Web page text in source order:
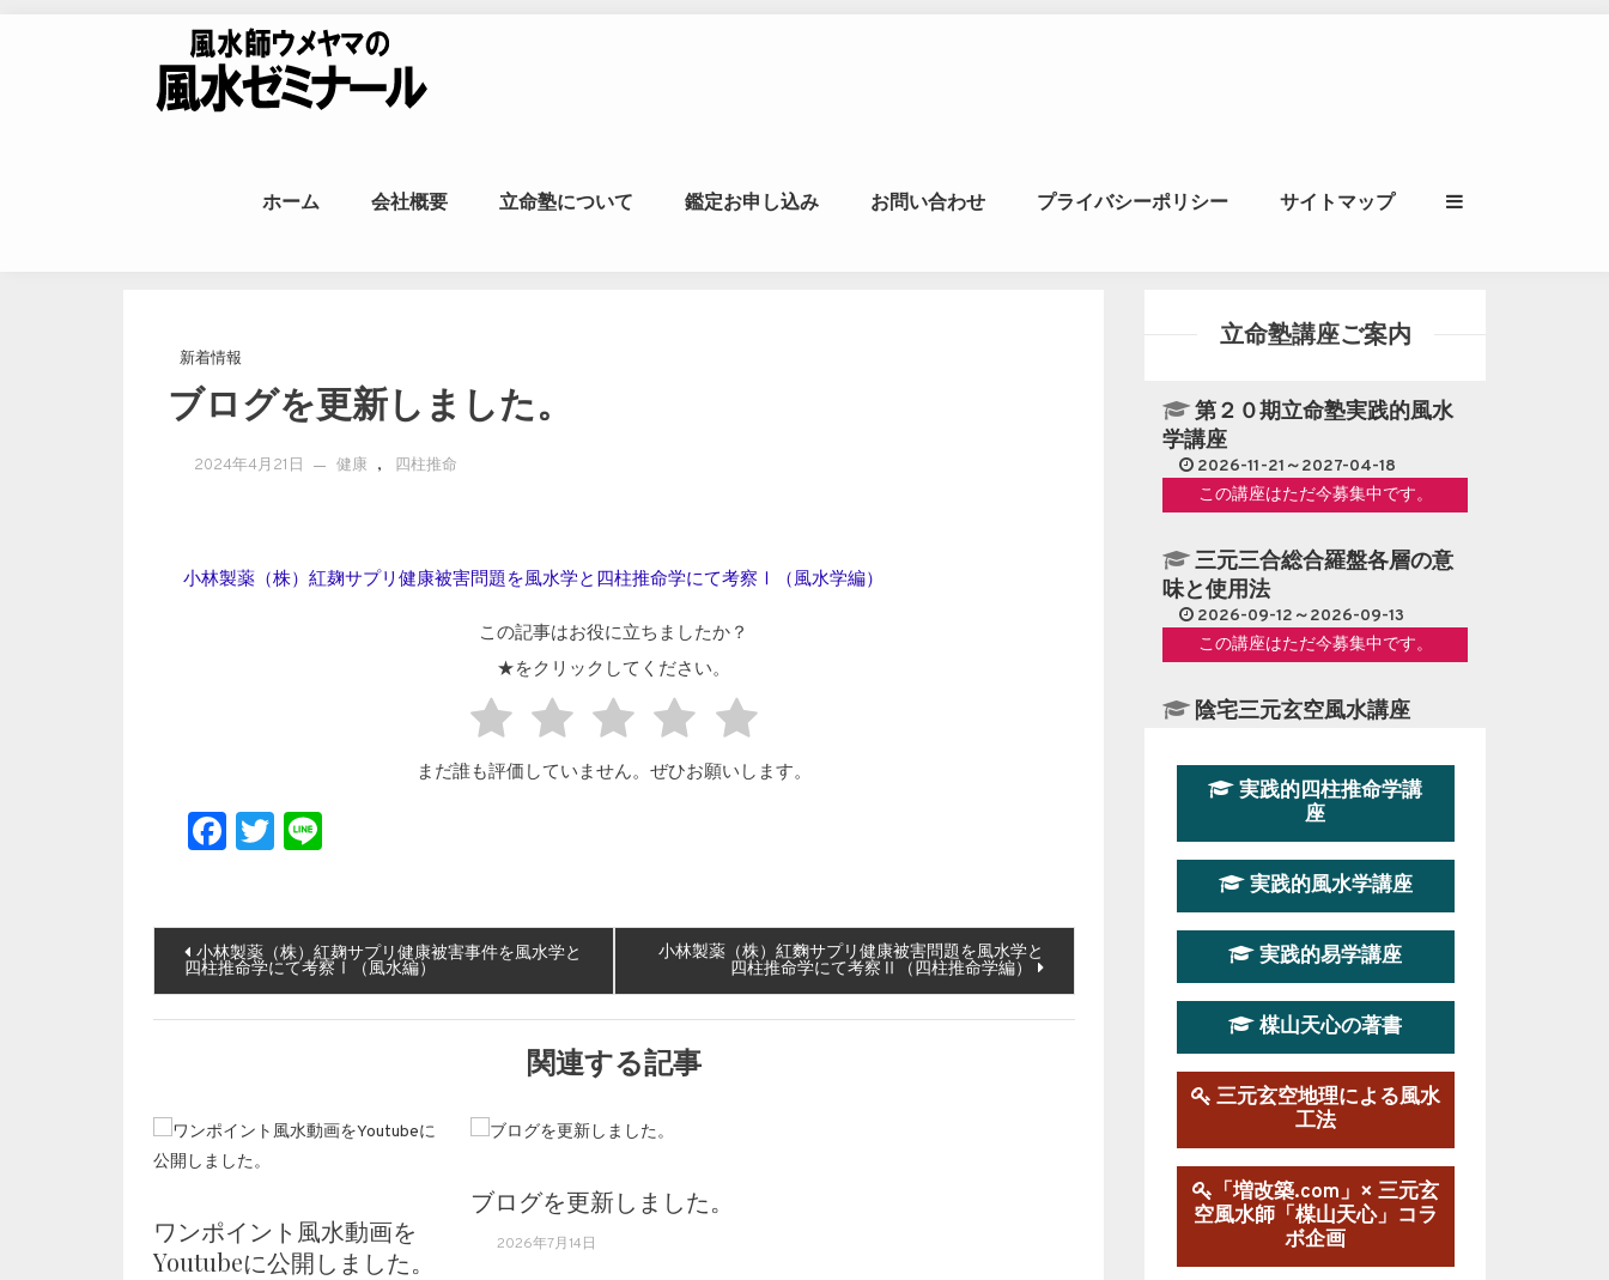
風水師ウメヤマの風水ゼミナール｜風水学・四柱推
ホーム 会社概要 立命塾について 鑑定お申し込み お問い合わせ プライバシーポリシー サイトマップ
新着情報
ブログを更新しました。
2024年4月21日 健康 , 四柱推命
小林製薬（株）紅麹サプリ健康被害問題を風水学と四柱推命学にて考察Ⅰ（風水学編）
この記事はお役に立ちましたか？
★をクリックしてください。
まだ誰も評価していません。ぜひお願いします。
Facebook
Twitter
Line
投稿ナビゲーション
小林製薬（株）紅麹サプリ健康被害事件を風水学と
四柱推命学にて考察Ⅰ（風水編）
小林製薬（株）紅麴サプリ健康被害問題を風水学と
四柱推命学にて考察Ⅱ（四柱推命学編）
関連する記事
ワンポイント風水動画を
Youtubeに公開しました。
ブログを更新しました。
2026年7月14日
立命塾講座ご案内
第２０期立命塾実践的風水
学講座
2026-11-21～2027-04-18
この講座はただ今募集中です。
三元三合総合羅盤各層の意
味と使用法
2026-09-12～2026-09-13
この講座はただ今募集中です。
陰宅三元玄空風水講座
この講座の募集は終了しました。
学講座』
2026-08-22～2026-10-25
この講座はただ今募集中です。
第19期立命塾実践的四柱推
命学講座
2026-03-20～2026-07-19
第１９期立命塾実践的風水
学講座
2025-09-13～2026-03-01
この講座の募集は終了しました。
実践的四柱推命学講
座
実践的風水学講座
実践的易学講座
楳山天心の著書
三元玄空地理による風水
工法
「増改築.com」× 三元玄
空風水師「楳山天心」コラ
ボ企画